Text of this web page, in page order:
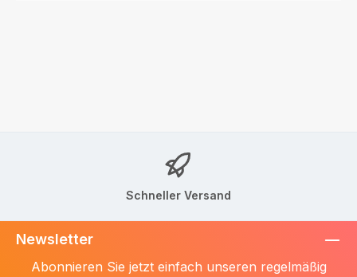
Schneller Versand
Newsletter
Abonnieren Sie jetzt einfach unseren regelmäßig